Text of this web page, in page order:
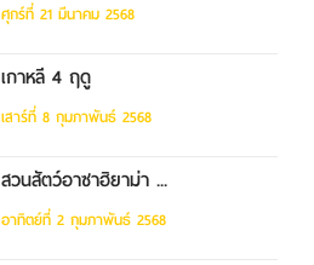
ศุกร์ที่ 21 มีนาคม 2568
เกาหลี 4 ฤดู
เสาร์ที่ 8 กุมภาพันธ์ 2568
สวนสัตว์อาซาฮิยาม่า ...
อาทิตย์ที่ 2 กุมภาพันธ์ 2568